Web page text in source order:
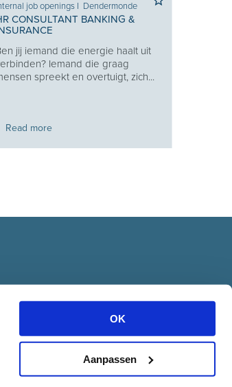
OK
Aanpassen
job openings I Dendermonde
CONSULTANT BANKING &
jij iemand die energie haalt uit
Iemand die graag
spreekt en overtuigt, zich...
Read more